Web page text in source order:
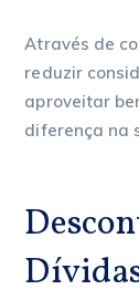
Através de
reduzir
aproveitar
diferença na